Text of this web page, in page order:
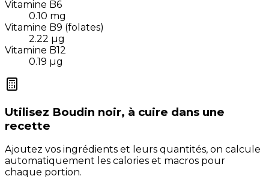
Vitamine B6
0.10 mg
Vitamine B9 (folates)
2.22 µg
Vitamine B12
0.19 µg
Utilisez Boudin noir, à cuire dans une
recette
Ajoutez vos ingrédients et leurs quantités, on calcule
automatiquement les calories et macros pour
chaque portion.